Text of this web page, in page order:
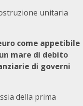
unitaria
come appetibile
mare di debito
di governi
della prima